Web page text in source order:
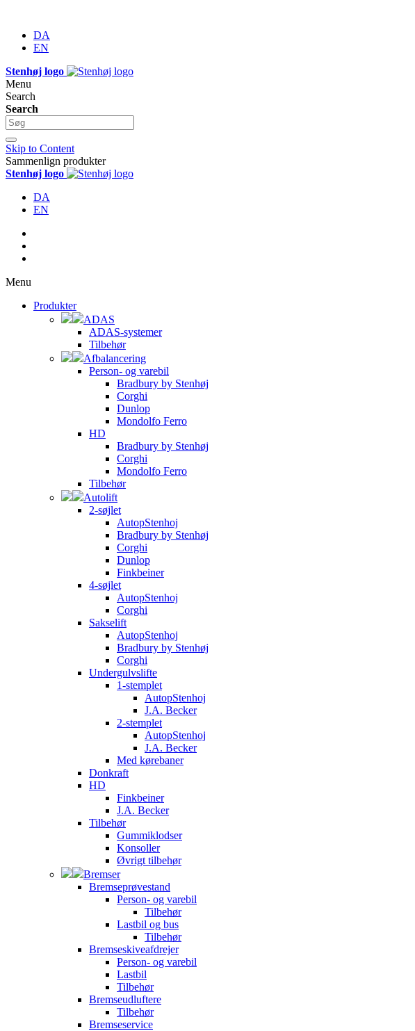
DA
EN
Stenhøj logo
Menu
Search
Search
Skip to Content
Sammenlign produkter
Stenhøj logo
DA
EN
Menu
Produkter
ADAS
ADAS-systemer
Tilbehør
Afbalancering
Person- og varebil
Bradbury by Stenhøj
Corghi
Dunlop
Mondolfo Ferro
HD
Bradbury by Stenhøj
Corghi
Mondolfo Ferro
Tilbehør
Autolift
2-søjlet
AutopStenhoj
Bradbury by Stenhøj
Corghi
Dunlop
Finkbeiner
4-søjlet
AutopStenhoj
Corghi
Sakselift
AutopStenhoj
Bradbury by Stenhøj
Corghi
Undergulvslifte
1-stemplet
AutopStenhoj
J.A. Becker
2-stemplet
AutopStenhoj
J.A. Becker
Med kørebaner
Donkraft
HD
Finkbeiner
J.A. Becker
Tilbehør
Gummiklodser
Konsoller
Øvrigt tilbehør
Bremser
Bremseprøvestand
Person- og varebil
Tilbehør
Lastbil og bus
Tilbehør
Bremseskiveafdrejer
Person- og varebil
Lastbil
Tilbehør
Bremseudluftere
Tilbehør
Bremseservice